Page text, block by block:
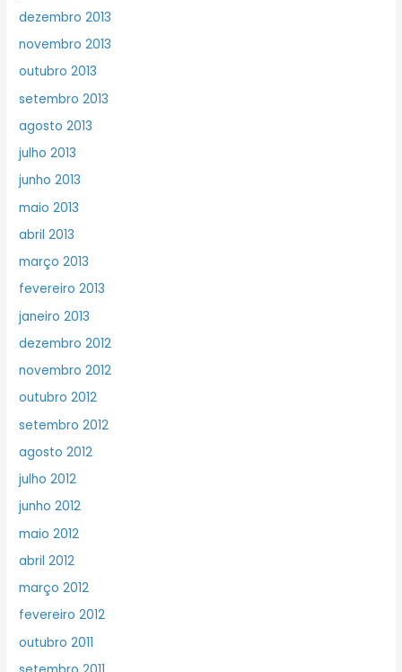
dezembro 2013
novembro 2013
outubro 2013
setembro 2013
agosto 2013
julho 2013
junho 2013
maio 2013
abril 2013
março 2013
fevereiro 2013
janeiro 2013
dezembro 2012
novembro 2012
outubro 2012
setembro 2012
agosto 2012
julho 2012
junho 2012
maio 2012
abril 2012
março 2012
fevereiro 2012
outubro 2011